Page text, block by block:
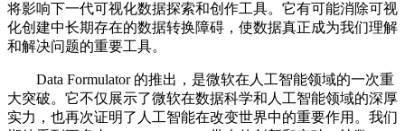
将影响下一代可视化数据探索和创作工具。它有可能消除可视
化创建中长期存在的数据转换障碍，使数据真正成为我们理解
和解决问题的重要工具。
Data Formulator 的推出，是微软在人工智能领域的一次重
大突破。它不仅展示了微软在数据科学和人工智能领域的深厚
实力，也再次证明了人工智能在改变世界中的重要作用。我们